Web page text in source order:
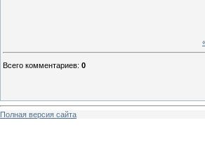
Всего комментариев: 0
Полная версия сайта